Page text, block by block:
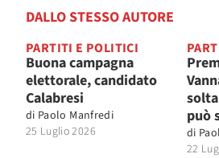
DALLO STESSO AUTORE
PARTITI E POLITICI
Buona campagna
elettorale, candidato
Calabresi
di Paolo Manfredi
25 Luglio 2026
può
di
22